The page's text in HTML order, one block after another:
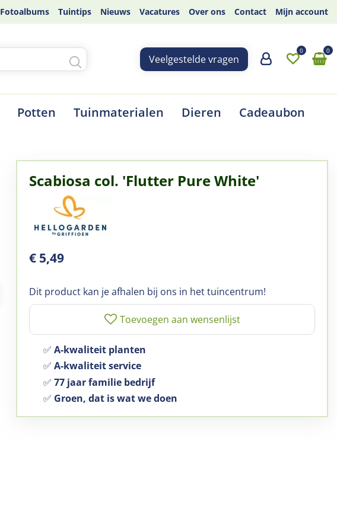
Fotoalbums Tuintips Nieuws Vacatures Over ons Contact Mijn account
Veelgestelde vragen
Potten Tuinmaterialen Dieren Cadeaubon
Scabiosa col. 'Flutter Pure White'
€ 5,49
Dit product kan je afhalen bij ons in het tuincentrum!
✅ A-kwaliteit planten
✅ A-kwaliteit service
✅ 77 jaar familie bedrijf
✅ Groen, dat is wat we doen